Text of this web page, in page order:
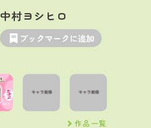
中村ヨシヒロ
ブックマークに追加
作品一覧